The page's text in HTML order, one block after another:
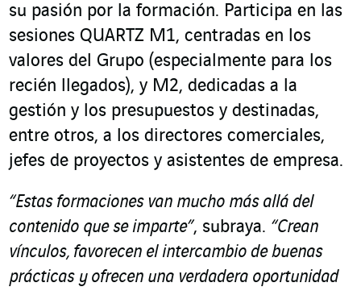
su pasión por la formación. Participa en las
sesiones QUARTZ M1, centradas en los
valores del Grupo (especialmente para los
recién llegados), y M2, dedicadas a la
gestión y los presupuestos y destinadas,
entre otros, a los directores comerciales,
jefes de proyectos y asistentes de empresa.
“Estas formaciones van mucho más allá del
contenido que se imparte”, subraya. “Crean
vínculos, favorecen el intercambio de buenas
prácticas y ofrecen una verdadera oportunidad